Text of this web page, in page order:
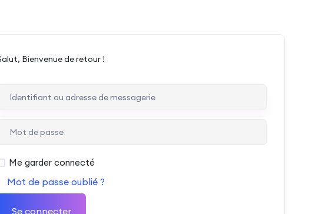
Bienvenue de retour !
Me garder connecté
Mot de passe oublié ?
Se connecter